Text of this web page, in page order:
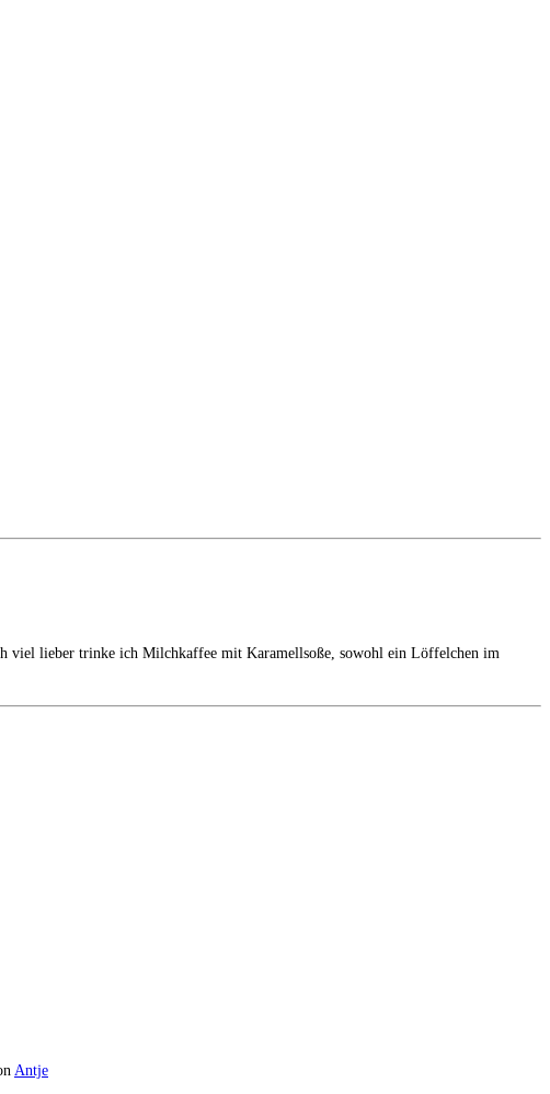
viel lieber trinke ich Milchkaffee mit Karamellsoße, sowohl ein Löffelchen im
Antje